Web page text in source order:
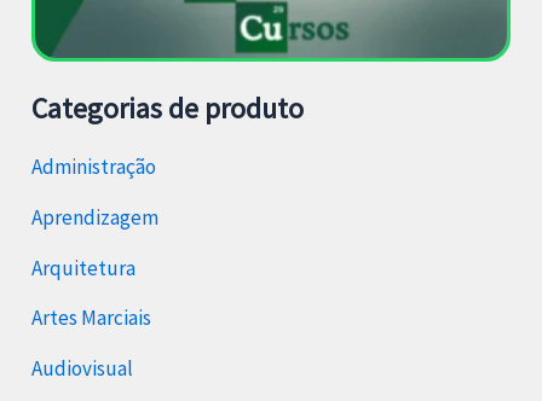
Categorias de produto
Administração
Aprendizagem
Arquitetura
Artes Marciais
Audiovisual